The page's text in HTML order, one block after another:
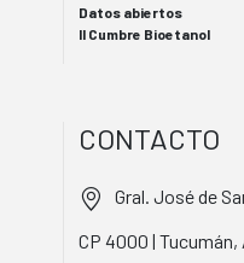
Datos abiertos
II Cumbre Bioetanol
CONTACTO
Gral. José de
CP 4000 | Tucumán,